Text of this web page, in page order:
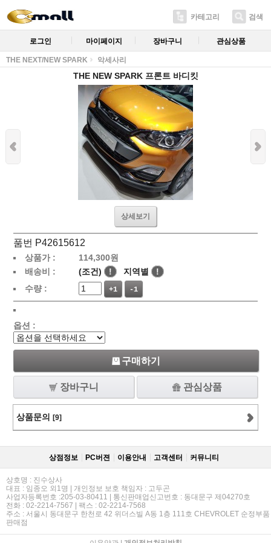
카테고리 검색
로그인 마이페이지 장바구니 관심상품
THE NEXT/NEW SPARK 악세사리
THE NEW SPARK 프론트 바디킷
상세보기
품번 P42615612
상품가 : 114,300원
배송비 :
(조건) ! 지역별
!
수량 :
+1 -1
옵션 :
구매하기
장바구니 관심상품
상품문의 [9]
상점정보 PC버젼 이용안내 고객센터 커뮤니티
상호명 : 진수상사
대표 : 임종오 외1명 | 개인정보 보호 책임자 : 고두곤
사업자등록번호 :205-03-80411 | 통신판매업신고번호 : 동대문구 제04270호
전화 : 02-2214-7567 | 팩스 : 02-2214-7568
주소 : 서울시 동대문구 한천로 42 위더스빌 A동 1층 111호 CHEVROLET 순정부품
판매점